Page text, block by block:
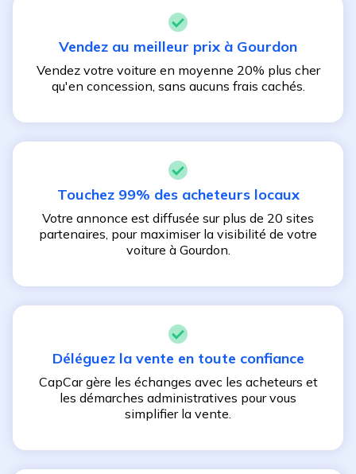
Vendez au meilleur prix à Gourdon
Vendez votre voiture en moyenne 20% plus cher
qu'en concession, sans aucuns frais cachés.
Touchez 99% des acheteurs locaux
Votre annonce est diffusée sur plus de 20 sites
partenaires, pour maximiser la visibilité de votre
voiture à Gourdon.
Déléguez la vente en toute confiance
CapCar gère les échanges avec les acheteurs et
les démarches administratives pour vous
simplifier la vente.